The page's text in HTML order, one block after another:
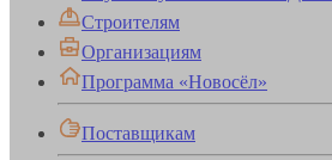
Строителям
Организациям
Программа «Новосёл»
Поставщикам